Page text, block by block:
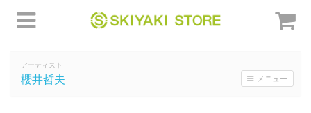
アーティスト
櫻井哲夫 メニュー